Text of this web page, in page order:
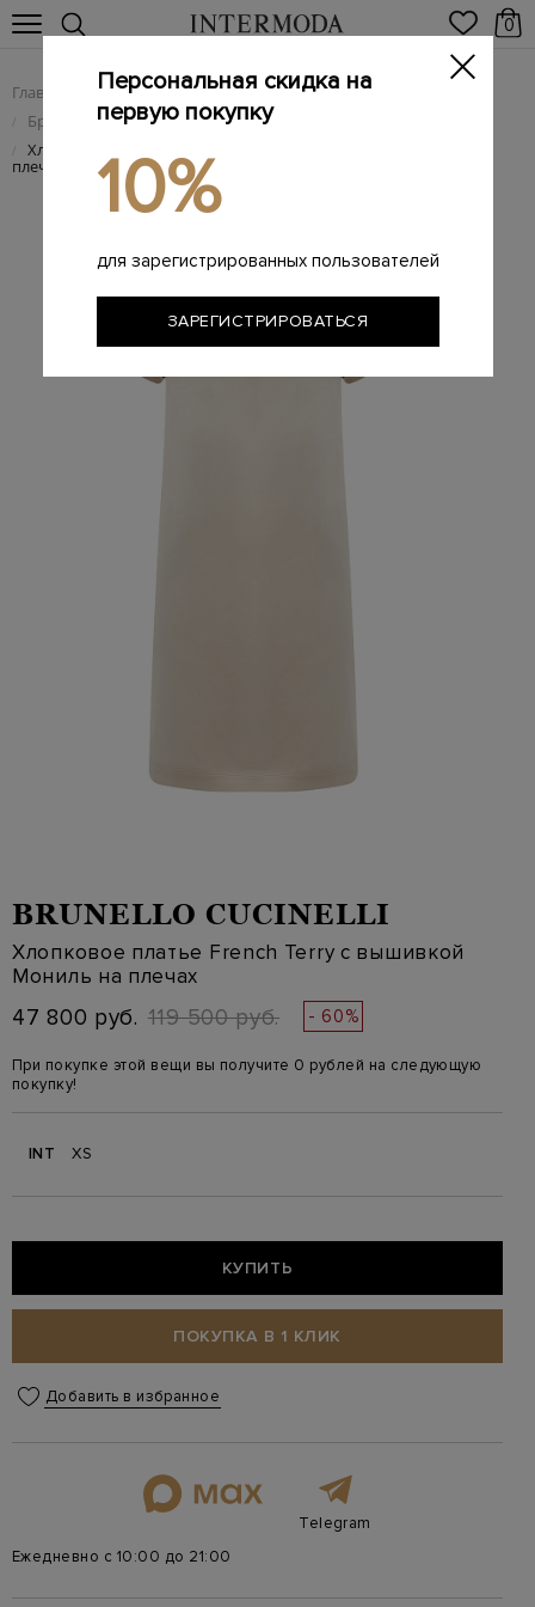
0
Главная Женщинам / Женская одежда
/ Брендовые женские платья
/ Хлопковое платье French Terry с вышивкой Мониль на
плечах
BRUNELLO CUCINELLI
Хлопковое платье French Terry с вышивкой
Мониль на плечах
47 800 руб. 119 500 руб. - 60%
При покупке этой вещи вы получите 0 рублей на следующую
покупку!
INT XS
КУПИТЬ
ПОКУПКА В 1 КЛИК
Добавить в избранное
Telegram
Ежедневно с 10:00 до 21:00
Персональная скидка на
первую покупку
10%
для зарегистрированных пользователей
ЗАРЕГИСТРИРОВАТЬСЯ